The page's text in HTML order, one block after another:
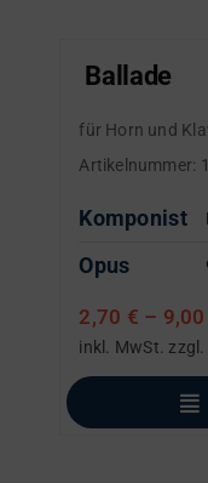
Ballade
für Horn und
Artikelnummer:
Komponist
Opus
2,70 € – 9,00
inkl. MwSt. zzgl.